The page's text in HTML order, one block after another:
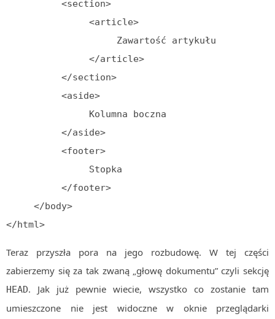
          <section>
               <article>
                    Zawartość artykułu
               </article>
          </section>
          <aside>
               Kolumna boczna
          </aside>
          <footer>
               Stopka
          </footer>
     </body>
</html>
Teraz przyszła pora na jego rozbudowę. W tej części
zabierzemy się za tak zwaną „głowę dokumentu” czyli sekcję
HEAD. Jak już pewnie wiecie, wszystko co zostanie tam
umieszczone nie jest widoczne w oknie przeglądarki